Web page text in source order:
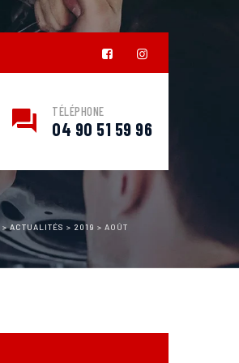
TÉLÉPHONE
04 90 51 59 96
>ACTUALITÉS > 2019 > AOÛT